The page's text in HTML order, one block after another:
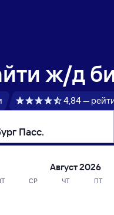
ж/д
4,84 —
Август 2026
СР ЧТ ПТ